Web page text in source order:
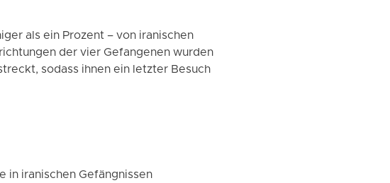
als ein Prozent – ​​von iranischen
der vier Gefangenen wurden
sodass ihnen ein letzter Besuch
in iranischen Gefängnissen